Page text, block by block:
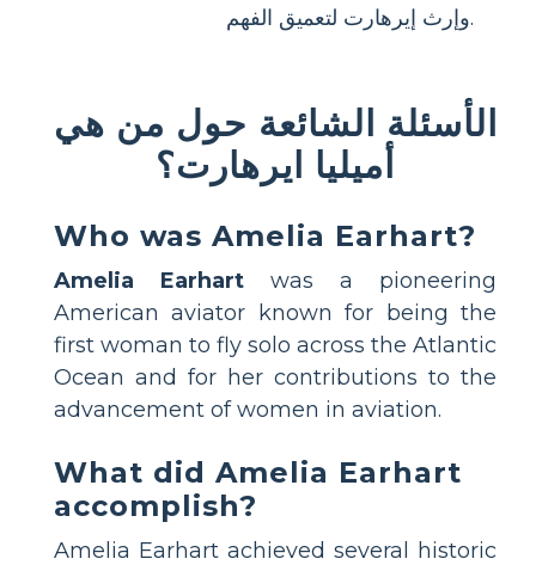
وإرث إيرهارت لتعميق الفهم.
الأسئلة الشائعة حول من هي
أميليا ايرهارت؟
Who was Amelia Earhart?
Amelia Earhart was a pioneering
American aviator known for being the
first woman to fly solo across the Atlantic
Ocean and for her contributions to the
advancement of women in aviation.
What did Amelia Earhart
accomplish?
Amelia Earhart achieved several historic